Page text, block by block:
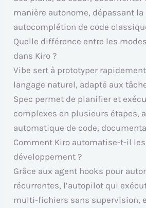
manière autonome, dépassant
autocomplétion de code
Quelle différence entre les
dans Kiro ?
Vibe sert à prototyper
langage naturel, adapté aux
Spec permet de planifier et
complexes en plusieurs étapes,
automatique de code,
Comment Kiro automatise-t-il
développement ?
Grâce aux agent hooks pour
récurrentes, l’autopilot qui
multi-fichiers sans supervision,